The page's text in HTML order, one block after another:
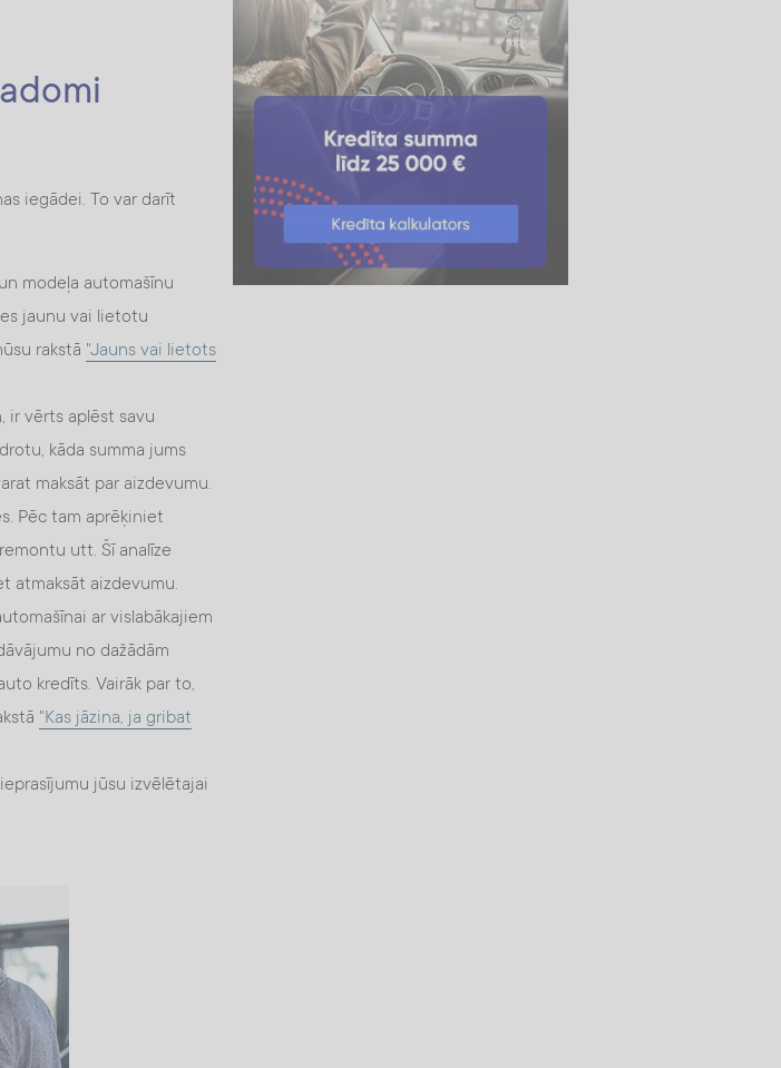
iegādei. To var darīt
modeļa automašīnu
jaunu vai lietotu
rakstā "Jauns vai lietots
ir vērts aplēst savu
kāda summa jums
maksāt par aizdevumu.
Pēc tam aprēķiniet
utt. Šī analīze
atmaksāt aizdevumu.
ar vislabākajiem
no dažādām
kredīts. Vairāk par to,
"Kas jāzina, ja gribat
jūsu izvēlētajai